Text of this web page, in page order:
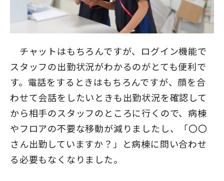
チャットはもちろんですが、ログイン機能で
スタッフの出勤状況がわかるのがとても便利で
す。電話をするときはもちろんですが、顔を合
わせて会話をしたいときも出勤状況を確認して
から相手のスタッフのところに行くので、病棟
やフロアの不要な移動が減りましたし、「〇〇
さん出勤していますか？」と病棟に問い合わせ
る必要もなくなりました。